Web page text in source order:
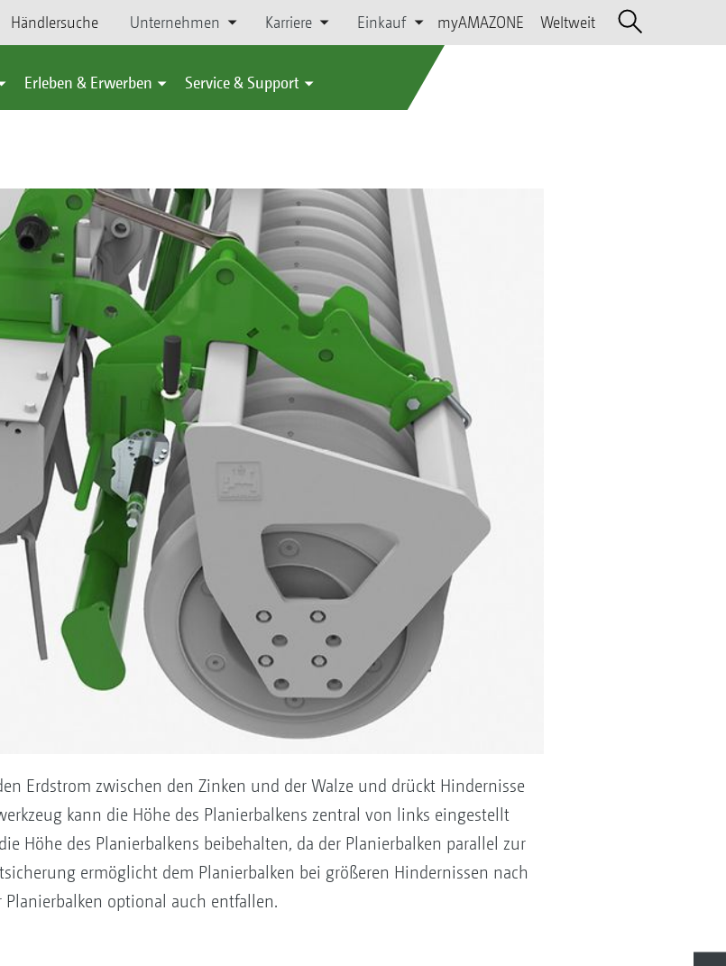
Händlersuche Unternehmen Karriere Einkauf myAMAZONE Weltweit
Erleben & Erwerben Service & Support
Erdstrom zwischen den Zinken und der Walze und drückt Hindernisse
kann die Höhe des Planierbalkens zentral von links eingestellt
Höhe des Planierbalkens beibehalten, da der Planierbalken parallel zur
ermöglicht dem Planierbalken bei größeren Hindernissen nach
optional auch entfallen.